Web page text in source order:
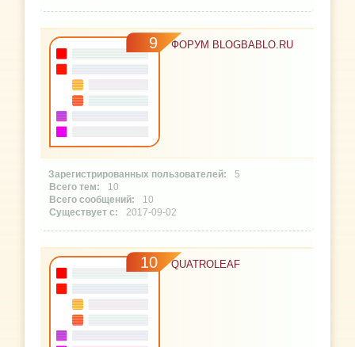
9 ФОРУМ BLOGBABLO.RU
5
10
10
2017-09-02
10 QUATROLEAF